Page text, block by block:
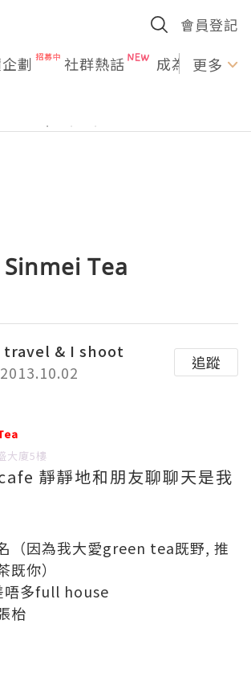
會員登記
劃 社群熱話 成為U更多
Tea
travel & I shoot
追蹤
大廈5樓
靜靜地和朋友聊聊天是我
（因為我大愛green tea既野, 推
你）
唔多full house
枱